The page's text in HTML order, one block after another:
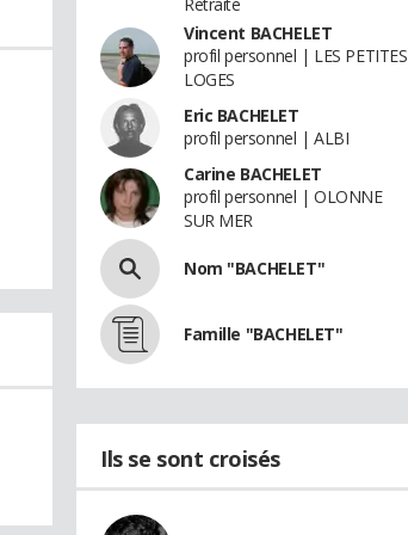
Vincent BACHELET
profil personnel | LES PETITES
LOGES
Eric BACHELET
profil personnel | ALBI
Carine BACHELET
profil personnel | OLONNE
SUR MER
Nom "BACHELET"
Famille "BACHELET"
Ils se sont croisés